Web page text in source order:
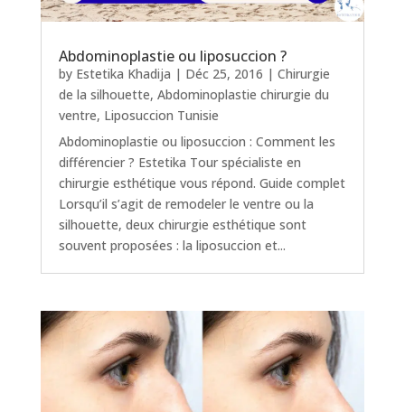
Abdominoplastie ou liposuccion ?
by Estetika Khadija | Déc 25, 2016 | Chirurgie
de la silhouette, Abdominoplastie chirurgie du
ventre, Liposuccion Tunisie
Abdominoplastie ou liposuccion : Comment les
différencier ? Estetika Tour spécialiste en
chirurgie esthétique vous répond. Guide complet
Lorsqu’il s’agit de remodeler le ventre ou la
silhouette, deux chirurgie esthétique sont
souvent proposées : la liposuccion et...